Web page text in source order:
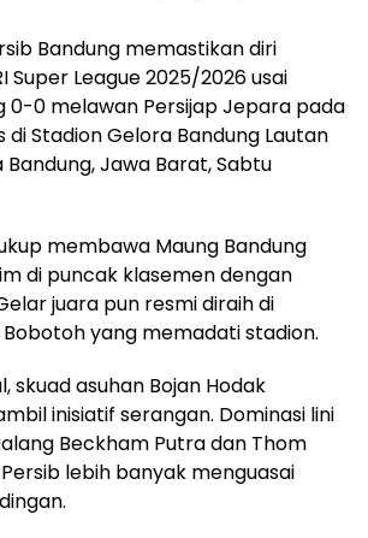
Bandung memastikan diri
Super League 2025/2026 usai
0-0 melawan Persijap Jepara pada
di Stadion Gelora Bandung Lautan
Bandung, Jawa Barat, Sabtu
membawa Maung Bandung
di puncak klasemen dengan
juara pun resmi diraih di
yang memadati stadion.
skuad asuhan Bojan Hodak
inisiatif serangan. Dominasi lini
Beckham Putra dan Thom
lebih banyak menguasai